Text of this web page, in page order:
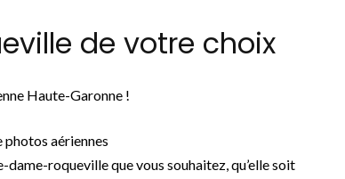
de votre choix
Haute-Garonne !
aériennes
dame-roqueville que vous souhaitez, qu’elle soit